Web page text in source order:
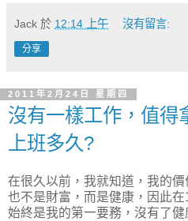
Jack 於 12:14 上午 沒有留言:
分享
2011年2月24日 星期四
沒有一樣工作，值得
上班多久?
在很久以前，我就知道，我的
也不是財富，而是健康，因此
始終是我的第一要務，沒有了